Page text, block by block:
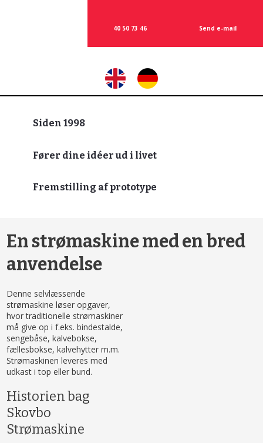
4050 73 46 Send e-mail​
Siden 1998
Fører dine idéer ud i livet
Fremstilling af prototype
En strømaskine med en bred
anvendelse
​Denne selvlæssende
strømaskine løser opgaver,
hvor traditionelle strømaskiner
må give op i f.eks. bindestalde,
sengebåse, kalvebokse,
fællesbokse, kalvehytter m.m.
Strømaskinen leveres med
udkast i top eller bund.
Historien bag
Skovbo
Strømaskine